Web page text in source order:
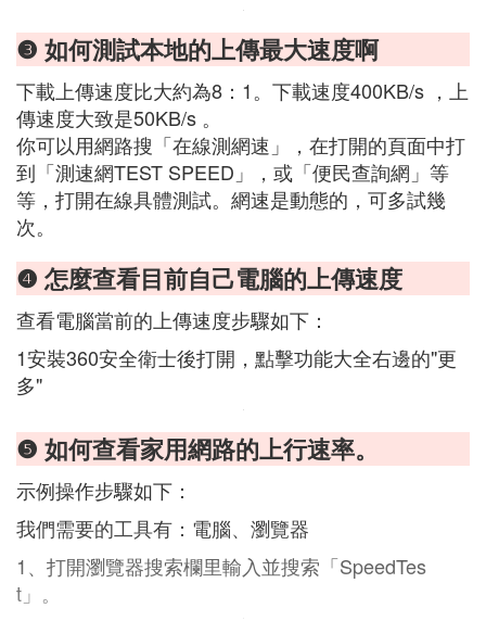
❸ 如何測試本地的上傳最大速度啊
下載上傳速度比大約為8：1。下載速度400KB/s ，上
傳速度大致是50KB/s 。
你可以用網路搜「在線測網速」，在打開的頁面中打
到「測速網TEST SPEED」，或「便民查詢網」等
等，打開在線具體測試。網速是動態的，可多試幾
次。
❹ 怎麼查看目前自己電腦的上傳速度
查看電腦當前的上傳速度步驟如下：
1安裝360安全衛士後打開，點擊功能大全右邊的"更
多"
❺ 如何查看家用網路的上行速率。
示例操作步驟如下：
我們需要的工具有：電腦、瀏覽器
1、打開瀏覽器搜索欄里輸入並搜索「SpeedTes
t」。